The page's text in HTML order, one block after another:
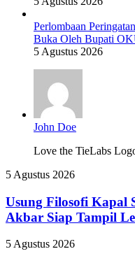
Perlombaan
Buka Oleh Bupati
5 Agustus 2026
John Doe
Love the TieLabs
Usung
Kapal
Sriwijaya,
Masjid
Fathul
5 Agustus 2026
Usung Filosofi Kapal
Akbar Siap Tampil
Cegah
5 Agustus 2026